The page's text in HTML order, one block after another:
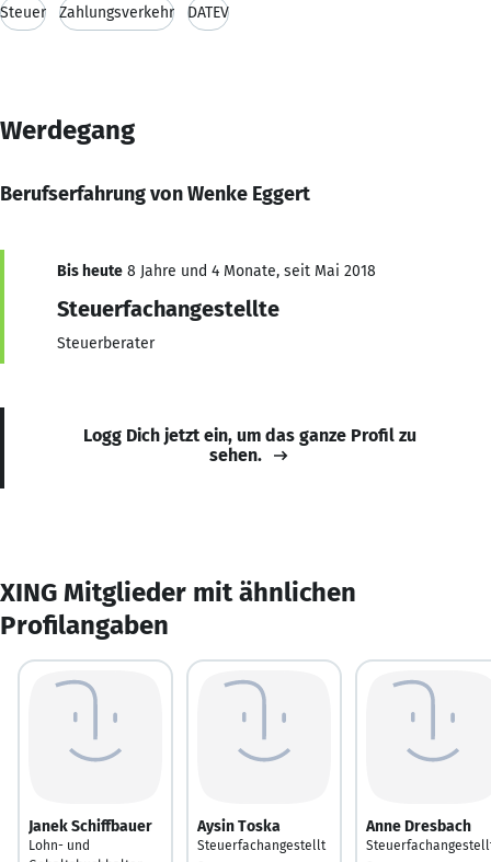
Steuer Zahlungsverkehr DATEV
Werdegang
Berufserfahrung von Wenke Eggert
Bis heute 8 Jahre und 4 Monate, seit Mai 2018
Steuerfachangestellte
Steuerberater
Logg Dich jetzt ein, um das ganze Profil zu
sehen.
XING Mitglieder mit ähnlichen
Profilangaben
Janek Schiffbauer
Lohn- und
Aysin Toska
Steuerfachangestellt
Anne Dresbach